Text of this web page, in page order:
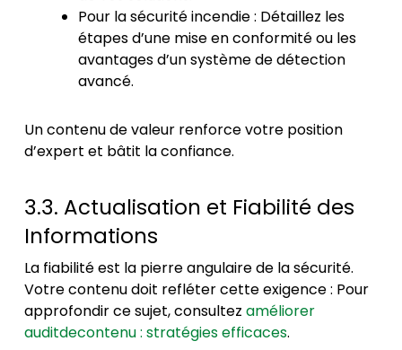
Pour la sécurité incendie : Détaillez les
étapes d’une mise en conformité ou les
avantages d’un système de détection
avancé.
Un contenu de valeur renforce votre position
d’expert et bâtit la confiance.
3.3. Actualisation et Fiabilité des
Informations
La fiabilité est la pierre angulaire de la sécurité.
Votre contenu doit refléter cette exigence : Pour
approfondir ce sujet, consultez améliorer
auditdecontenu : stratégies efficaces.